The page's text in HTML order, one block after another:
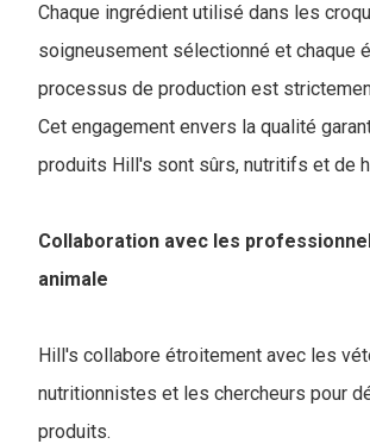
Chaque ingrédient utilisé dans les
soigneusement sélectionné et chaque
processus de production est
Cet engagement envers la qualité
produits Hill's sont sûrs, nutritifs et de
Collaboration avec les
animale
Hill's collabore étroitement avec les
nutritionnistes et les chercheurs pour
produits.